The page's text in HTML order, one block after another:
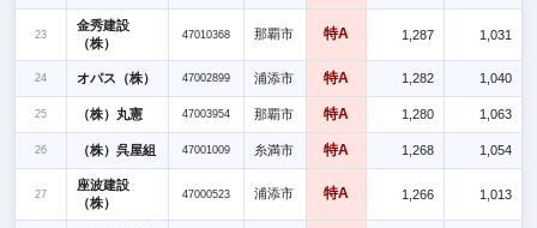
23
金秀建設
（株）
47010368 那覇市 特A 1,287 1,031
24 オパス（株） 47002899 浦添市 特A 1,282 1,040
25 （株）丸憲 47003954 那覇市 特A 1,280 1,063
26 （株）呉屋組 47001009 糸満市 特A 1,268 1,054
27
座波建設
（株）
47000523 浦添市 特A 1,266 1,013